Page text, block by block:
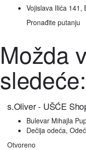
Vojislava Ilića 141,
Pronađite putanju
Možda
sledeće:
s.Oliver - UŠĆE
Bulevar Mihajla
Dečija odeća,
Otvoreno